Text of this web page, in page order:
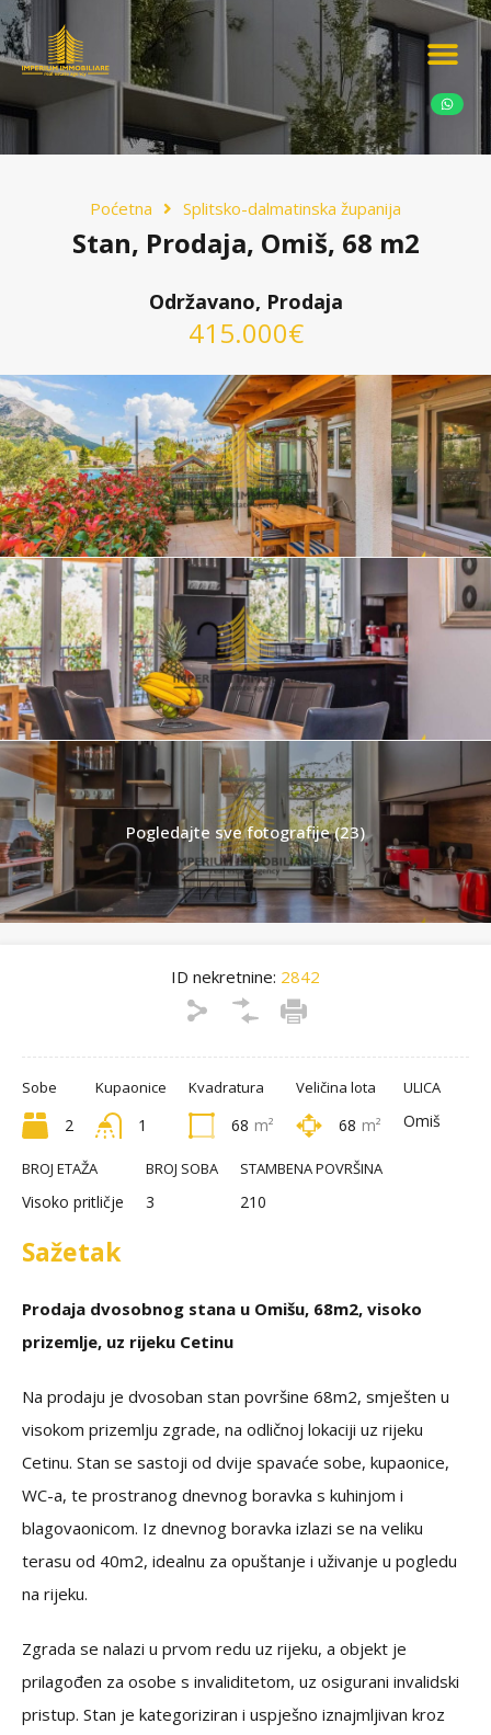
Poćetna Splitsko-dalmatinska županija
Stan, Prodaja, Omiš, 68 m2
Održavano, Prodaja
415.000€
Pogledajte sve fotografije (23)
ID nekretnine: 2842
Sobe
2
Kupaonice
1
Kvadratura
68 m²
Veličina lota
68 m²
ULICA
Omiš
BROJ ETAŽA
Visoko pritličje
BROJ SOBA
3
STAMBENA POVRŠINA
210
Sažetak
Prodaja dvosobnog stana u Omišu, 68m2, visoko
prizemlje, uz rijeku Cetinu
Na prodaju je dvosoban stan površine 68m2, smješten u
visokom prizemlju zgrade, na odličnoj lokaciji uz rijeku
Cetinu. Stan se sastoji od dvije spavaće sobe, kupaonice,
WC-a, te prostranog dnevnog boravka s kuhinjom i
blagovaonicom. Iz dnevnog boravka izlazi se na veliku
terasu od 40m2, idealnu za opuštanje i uživanje u pogledu
na rijeku.
Zgrada se nalazi u prvom redu uz rijeku, a objekt je
prilagođen za osobe s invaliditetom, uz osigurani invalidski
pristup. Stan je kategoriziran i uspješno iznajmljivan kroz